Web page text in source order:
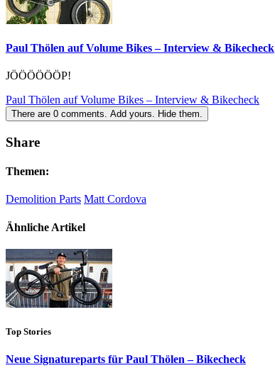
Paul Thölen auf Volume Bikes – Interview & Bikecheck
JÖÖÖÖÖÖP!
Paul Thölen auf Volume Bikes – Interview & Bikecheck
There are 0 comments. Add yours. Hide them.
Share
Themen:
Demolition Parts Matt Cordova
Ähnliche Artikel
Top Stories
Neue Signatureparts für Paul Thölen – Bikecheck